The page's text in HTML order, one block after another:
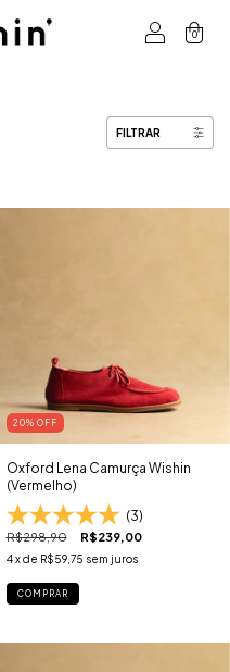
0
FILTRAR
20% OFF
Oxford Lena Camurça Wishin
(Vermelho)
(3)
R$298,90 R$239,00
4 x de R$59,75 sem juros
COMPRAR